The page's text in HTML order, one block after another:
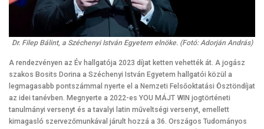
Dr. Filep Bálint, a Széchenyi István Egyetem elnöke. (Fotó: Adorján András)
A rendezvényen az Év hallgatója 2023 díjat ketten vehették át. A jogász
szakos Bosits Dorina a Széchenyi István Egyetem hallgatói közül a
legmagasabb pontszámmal nyerte el a Nemzeti Felsőoktatási Ösztöndíjat
az idei tanévben. Megnyerte a 2022-es YOU MÁJT WIN jogtörténeti
tanulmányi versenyt és a tavalyi latin műveltségi versenyt, emellett
kimagasló szervezőmunkával járult hozzá a 36. Országos Tudományos